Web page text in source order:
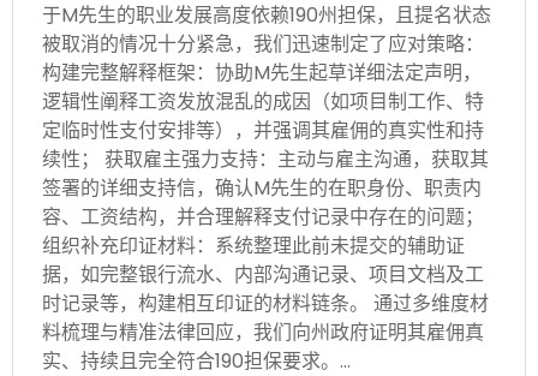
于M先生的职业发展高度依赖190州担保，且提名状态
被取消的情况十分紧急，我们迅速制定了应对策略：
构建完整解释框架：协助M先生起草详细法定声明，
逻辑性阐释工资发放混乱的成因（如项目制工作、特
定临时性支付安排等），并强调其雇佣的真实性和持
续性； 获取雇主强力支持：主动与雇主沟通，获取其
签署的详细支持信，确认M先生的在职身份、职责内
容、工资结构，并合理解释支付记录中存在的问题；
组织补充印证材料：系统整理此前未提交的辅助证
据，如完整银行流水、内部沟通记录、项目文档及工
时记录等，构建相互印证的材料链条。 通过多维度材
料梳理与精准法律回应，我们向州政府证明其雇佣真
实、持续且完全符合190担保要求。…